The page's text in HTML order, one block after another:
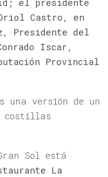
el presidente
Castro, en
Presidente del
Iscar,
Provincial
una versión de un
costillas
Sol está
La